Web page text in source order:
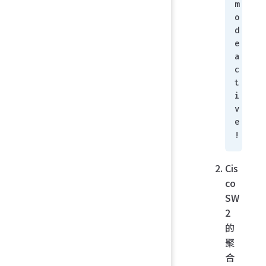
m
o
d
e
a
c
t
i
v
e
!
Cis
co
SW
2
的
聚
合